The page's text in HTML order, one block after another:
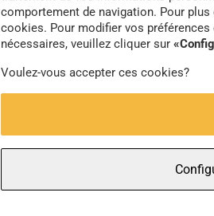
comportement de navigation. Pour
cookies. Pour modifier vos
nécessaires, veuillez cliquer sur
Voulez-vous accepter ces cookies?